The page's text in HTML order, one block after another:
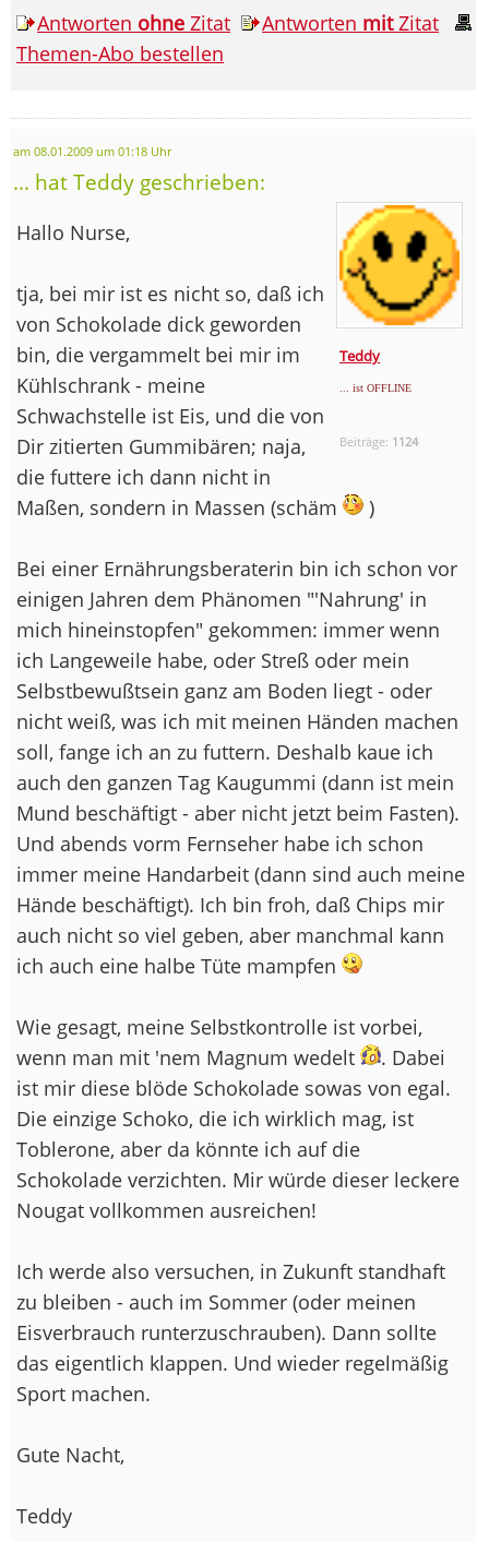
Antworten ohne Zitat Antworten mitZitat
Themen-Abo bestellen
am 08.01.2009 um 01:18 Uhr
... hat Teddy geschrieben:
Teddy
... ist OFFLINE
Beiträge: 1124
Hallo Nurse,
tja, bei mir ist es nicht so, daß ich
von Schokolade dick geworden
bin, die vergammelt bei mir im
Kühlschrank - meine
Schwachstelle ist Eis, und die von
Dir zitierten Gummibären; naja,
die futtere ich dann nicht in
Maßen, sondern in Massen (schäm
)
Bei einer Ernährungsberaterin bin ich schon vor
einigen Jahren dem Phänomen "'Nahrung' in
mich hineinstopfen" gekommen: immer wenn
ich Langeweile habe, oder Streß oder mein
Selbstbewußtsein ganz am Boden liegt - oder
nicht weiß, was ich mit meinen Händen machen
soll, fange ich an zu futtern. Deshalb kaue ich
auch den ganzen Tag Kaugummi (dann ist mein
Mund beschäftigt - aber nicht jetzt beim Fasten).
Und abends vorm Fernseher habe ich schon
immer meine Handarbeit (dann sind auch meine
Hände beschäftigt). Ich bin froh, daß Chips mir
auch nicht so viel geben, aber manchmal kann
ich auch eine halbe Tüte mampfen
Wie gesagt, meine Selbstkontrolle ist vorbei,
wenn man mit 'nem Magnum wedelt
. Dabei
ist mir diese blöde Schokolade sowas von egal.
Die einzige Schoko, die ich wirklich mag, ist
Toblerone, aber da könnte ich auf die
Schokolade verzichten. Mir würde dieser leckere
Nougat vollkommen ausreichen!
Ich werde also versuchen, in Zukunft standhaft
zu bleiben - auch im Sommer (oder meinen
Eisverbrauch runterzuschrauben). Dann sollte
das eigentlich klappen. Und wieder regelmäßig
Sport machen.
Gute Nacht,
Teddy